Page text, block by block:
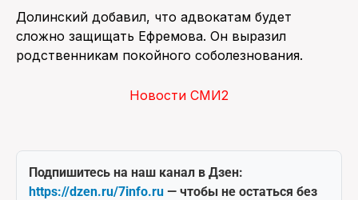
Долинский добавил, что адвокатам будет
сложно защищать Ефремова. Он выразил
родственникам покойного соболезнования.
Новости СМИ2
Подпишитесь на наш канал в Дзен:
https://dzen.ru/7info.ru — чтобы не остаться без